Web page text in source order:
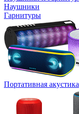
Наушники
Гарнитуры
Портативная акустика